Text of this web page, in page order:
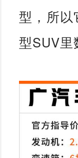
型，所以
型SUV里